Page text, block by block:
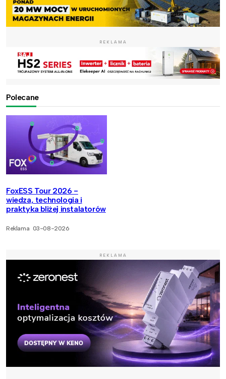
REKLAMA
Polecane
FoxESS Tour 2026 -
wiedza, technologia i
praktyka bliżej instalatorów
Reklama 03-08-2026
REKLAMA